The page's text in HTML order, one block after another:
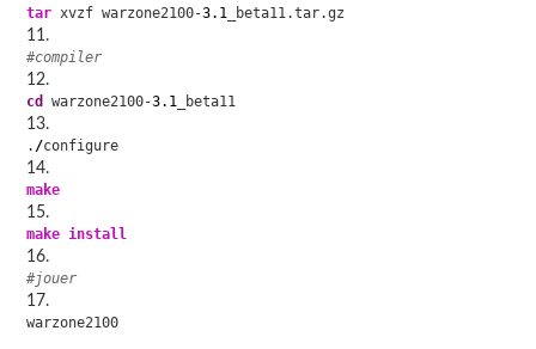
tar xvzf warzone2100-3.1 _beta11.tar.gz
#compiler
cd warzone2100-3.1 _beta11
. /configure
make
make install
#jouer
warzone2100